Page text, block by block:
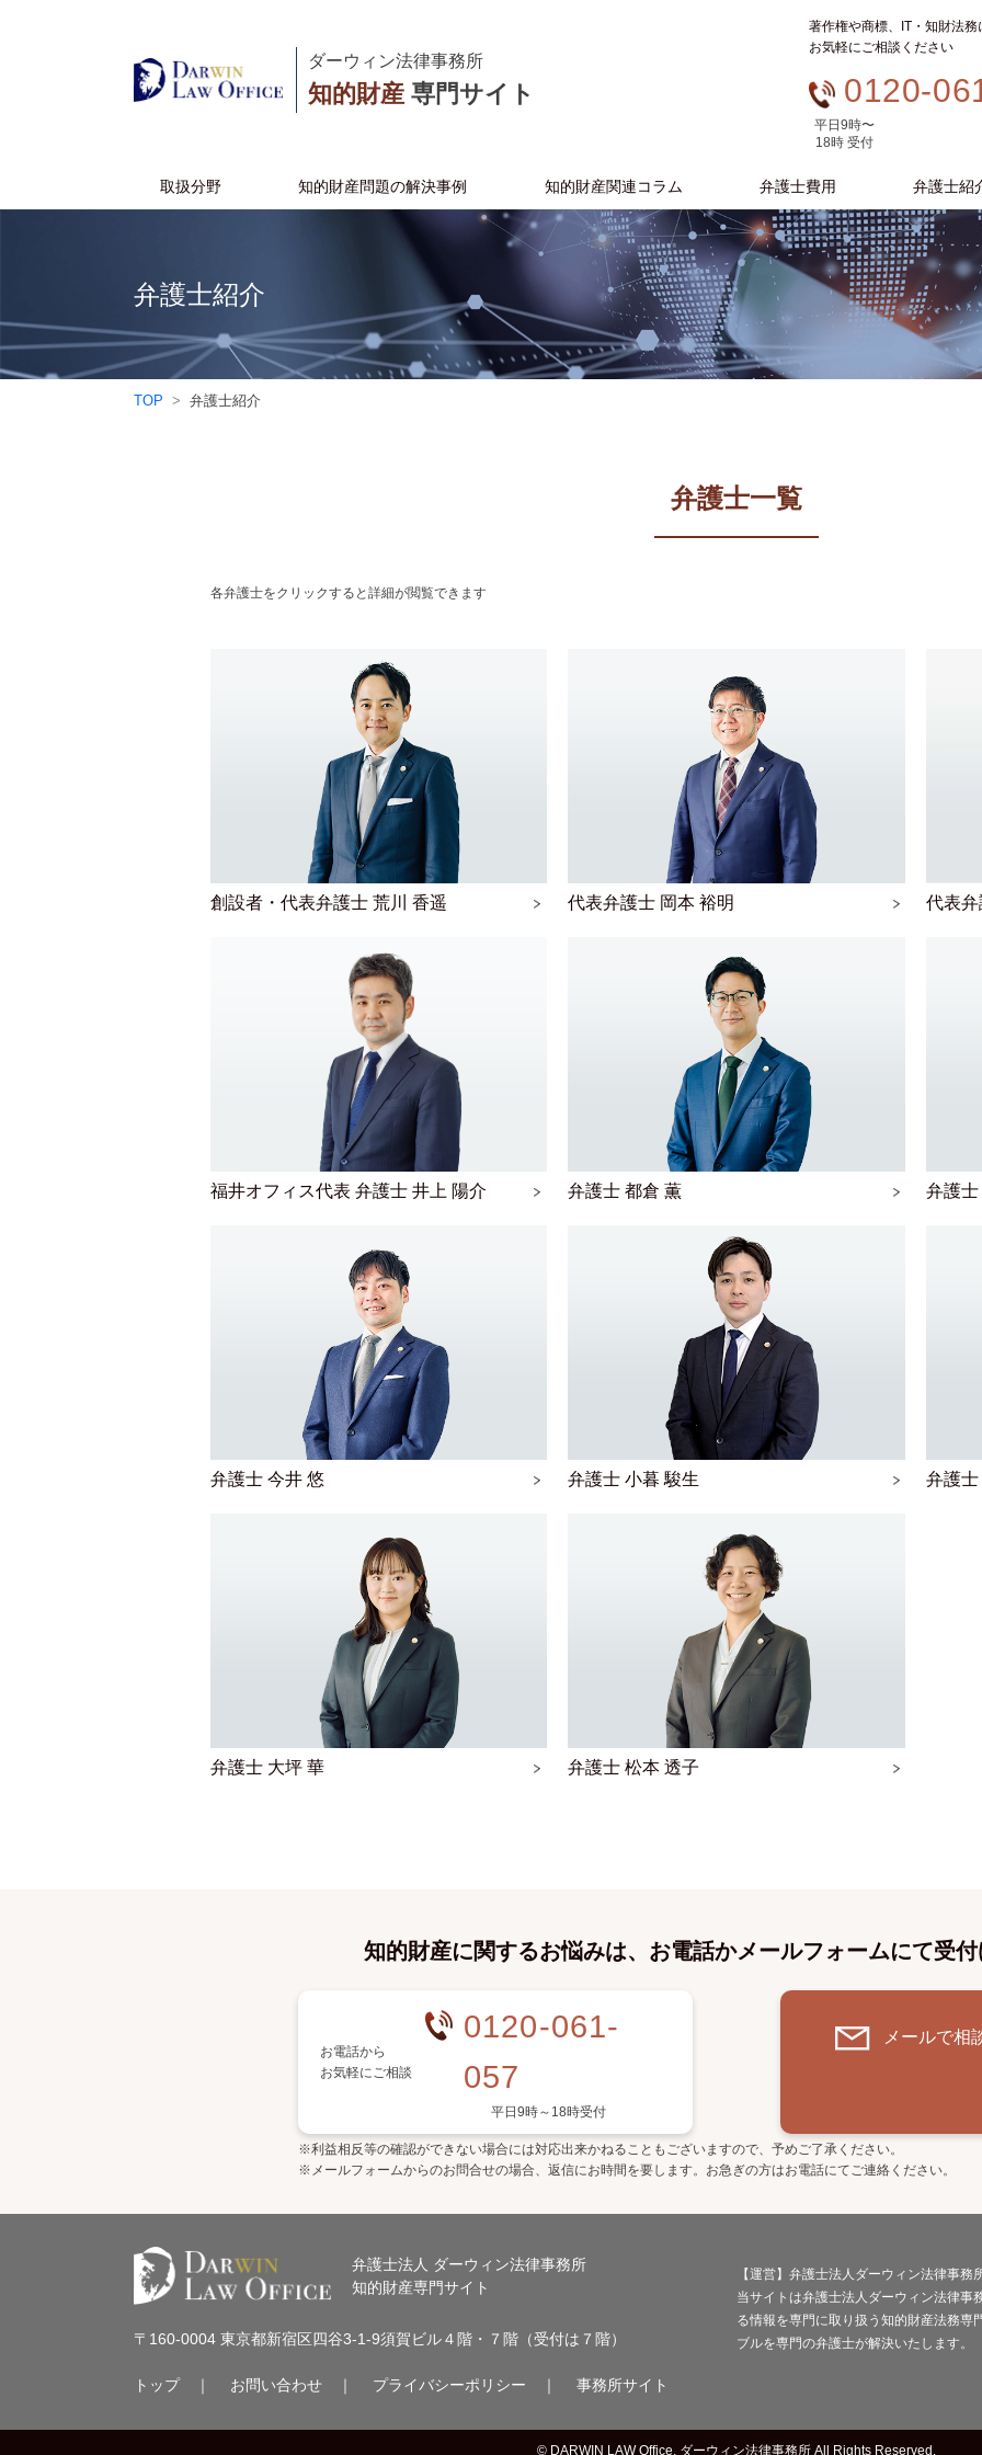
ダーウィン法律事務所
知的財産 専門サイト
著作権や商標、IT・知財法務
お気軽にご相談ください
0120-
平日9時〜
18時 受付
取扱分野 知的財産問題の解決事例 知的財産関連コラム 弁護士費用 弁護士紹
弁護士紹介
TOP 弁護士紹介
弁護士一覧
各弁護士をクリックすると詳細が閲覧できます
創設者・代表弁護士 荒川 香遥 代表弁護士 岡本 裕明 代表
福井オフィス代表 弁護士 井上 陽介 弁護士 都倉 薫 弁護
弁護士 今井 悠 弁護士 小暮 駿生 弁護
弁護士 大坪 華 弁護士 松本 透子
知的財産に関するお悩みは、お電話かメールフォームにて受
お電話から
お気軽にご相談
0120-061-
057
平日9時～18時受付
メールで相
※利益相反等の確認ができない場合には対応出来かねることもございますので、予めご了承ください。
※メールフォームからのお問合せの場合、返信にお時間を要します。お急ぎの方はお電話にてご連絡ください。
弁護士法人 ダーウィン法律事務所
知的財産専門サイト
〒160-0004 東京都新宿区四谷3-1-9須賀ビル４階・７階（受付は７階）
トップ｜ お問い合わせ ｜ プライバシーポリシー ｜ 事務所サイト
【運営】弁護士法人ダーウィン法律事
当サイトは弁護士法人ダーウィン法律事
る情報を専門に取り扱う知的財産法務専
ブルを専門の弁護士が解決いたします。
© DARWIN LAW Office, ダーウィン法律事務所 All Rights Reserved.